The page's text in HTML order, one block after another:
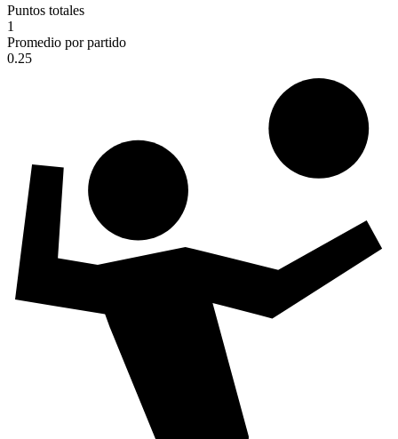
Puntos totales
1
Promedio por partido
0.25